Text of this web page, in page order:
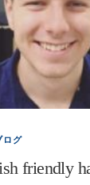
ログ
friendly